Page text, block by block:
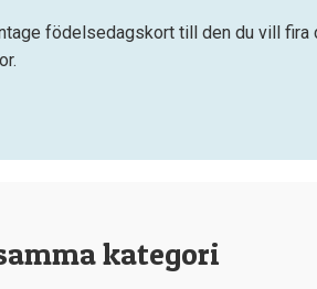
födelsedagskort till den du vill
kategori